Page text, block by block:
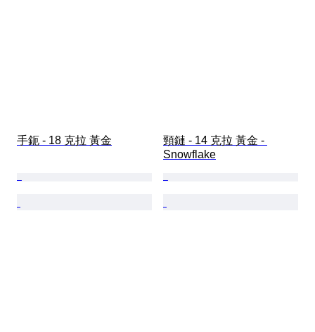
手鈪 - 18 克拉 黃金
頸鏈 - 14 克拉 黃金 -
Snowflake